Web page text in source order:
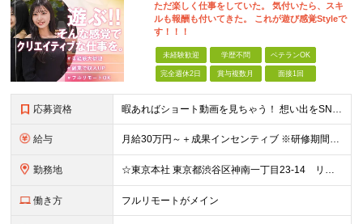
ただ楽しく仕事をしていた。 気付いたら、スキ
ルも報酬も付いてきた。 これが遊び感覚Styleで
す！！！
未経験歓迎 学歴不問 ベテランOK
完全週休2日 賞与複数月 面接1回
応募資格 暇あればショート動画を見ちゃう！ 想い出をSNSにアップしちゃう！ 【そんな方が活躍できる会社です！！】 ＝＝＝ 今 の 仕 事 を 続 け て い て も 何 者 に も な れ な い 。
給与 月給30万円～＋成果インセンティブ ※研修期間6カ月間
勤務地 ☆東京本社 東京都渋谷区神南一丁目23-14 リージャス渋谷公園通り7F ☆新宿支社 東京都新宿区西新宿3-7-1 新宿パークタワー N棟30F ☆池袋支社 東京都豊島区南池袋1-16-15 ダイ
働き方 フルリモートがメイン